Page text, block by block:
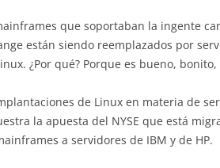
que soportaban la ingente
están siendo reemplazados por
¿Por qué? Porque es bueno,
de Linux en materia de
la apuesta del NYSE que está
a servidores de IBM y de HP.